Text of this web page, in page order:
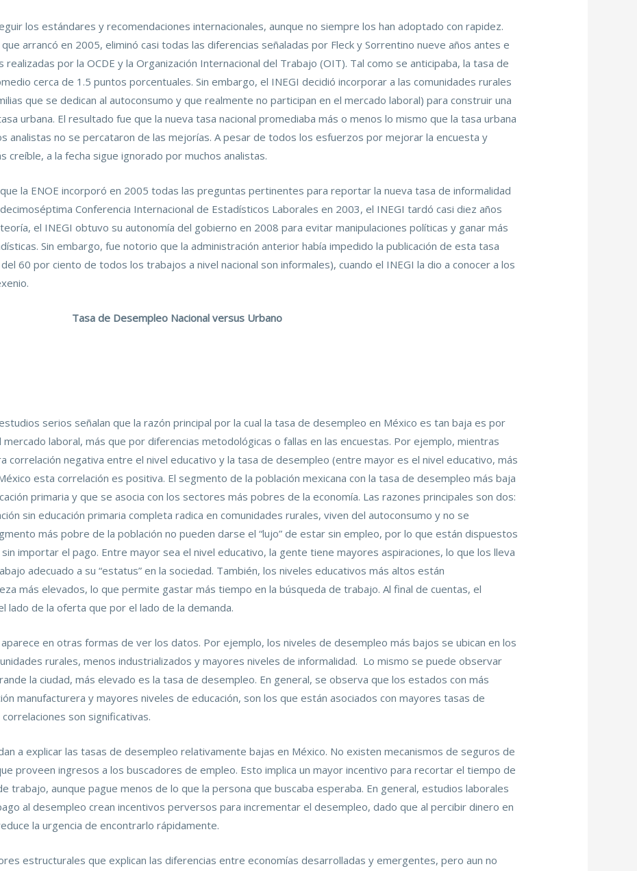
los estándares y recomendaciones internacionales, aunque no siempre los han adoptado con rapidez.
arrancó en 2005, eliminó casi todas las diferencias señaladas por Fleck y Sorrentino nueve años antes e
por la OCDE y la Organización Internacional del Trabajo (OIT). Tal como se anticipaba, la tasa de
cerca de 1.5 puntos porcentuales. Sin embargo, el INEGI decidió incorporar a las comunidades rurales
que se dedican al autoconsumo y que realmente no participan en el mercado laboral) para construir una
urbana. El resultado fue que la nueva tasa nacional promediaba más o menos lo mismo que la tasa urbana
analistas no se percataron de las mejorías. A pesar de todos los esfuerzos por mejorar la encuesta y
creíble, a la fecha sigue ignorado por muchos analistas.
la ENOE incorporó en 2005 todas las preguntas pertinentes para reportar la nueva tasa de informalidad
Conferencia Internacional de Estadísticos Laborales en 2003, el INEGI tardó casi diez años
el INEGI obtuvo su autonomía del gobierno en 2008 para evitar manipulaciones políticas y ganar más
Sin embargo, fue notorio que la administración anterior había impedido la publicación de esta tasa
60 por ciento de todos los trabajos a nivel nacional son informales), cuando el INEGI la dio a conocer a los
Tasa de Desempleo Nacional versus Urbano
serios señalan que la razón principal por la cual la tasa de desempleo en México es tan baja es por
laboral, más que por diferencias metodológicas o fallas en las encuestas. Por ejemplo, mientras
correlación negativa entre el nivel educativo y la tasa de desempleo (entre mayor es el nivel educativo, más
esta correlación es positiva. El segmento de la población mexicana con la tasa de desempleo más baja
primaria y que se asocia con los sectores más pobres de la economía. Las razones principales son dos:
sin educación primaria completa radica en comunidades rurales, viven del autoconsumo y no se
más pobre de la población no pueden darse el “lujo” de estar sin empleo, por lo que están dispuestos
importar el pago. Entre mayor sea el nivel educativo, la gente tiene mayores aspiraciones, lo que los lleva
adecuado a su “estatus” en la sociedad. También, los niveles educativos más altos están
más elevados, lo que permite gastar más tiempo en la búsqueda de trabajo. Al final de cuentas, el
lado de la oferta que por el lado de la demanda.
en otras formas de ver los datos. Por ejemplo, los niveles de desempleo más bajos se ubican en los
rurales, menos industrializados y mayores niveles de informalidad. Lo mismo se puede observar
la ciudad, más elevado es la tasa de desempleo. En general, se observa que los estados con más
manufacturera y mayores niveles de educación, son los que están asociados con mayores tasas de
son significativas.
a explicar las tasas de desempleo relativamente bajas en México. No existen mecanismos de seguros de
proveen ingresos a los buscadores de empleo. Esto implica un mayor incentivo para recortar el tiempo de
trabajo, aunque pague menos de lo que la persona que buscaba esperaba. En general, estudios laborales
al desempleo crean incentivos perversos para incrementar el desempleo, dado que al percibir dinero en
la urgencia de encontrarlo rápidamente.
estructurales que explican las diferencias entre economías desarrolladas y emergentes, pero aun no